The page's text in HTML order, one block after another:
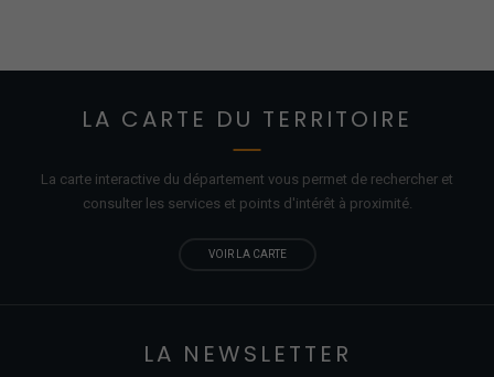
LA CARTE DU TERRITOIRE
La carte interactive du département vous permet de rechercher et
consulter les services et points d'intérêt à proximité.
VOIR LA CARTE
LA NEWSLETTER